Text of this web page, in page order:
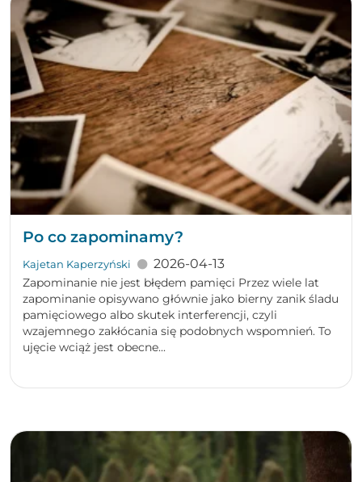
Po co zapominamy?
Kajetan Kaperzyński 2026-04-13
Zapominanie nie jest błędem pamięci Przez wiele lat
zapominanie opisywano głównie jako bierny zanik śladu
pamięciowego albo skutek interferencji, czyli
wzajemnego zakłócania się podobnych wspomnień. To
ujęcie wciąż jest obecne...